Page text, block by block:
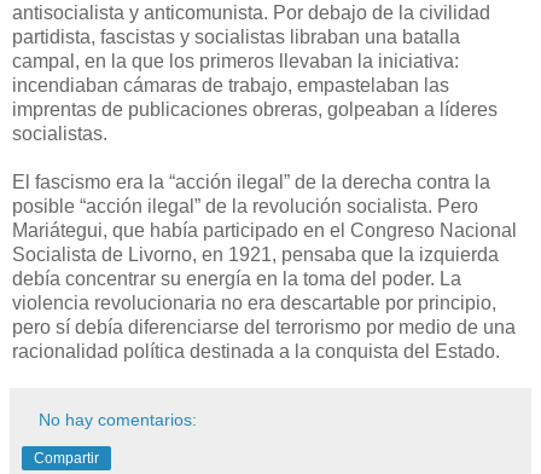
antisocialista y anticomunista. Por debajo de la civilidad
partidista, fascistas y socialistas libraban una batalla
campal, en la que los primeros llevaban la iniciativa:
incendiaban cámaras de trabajo, empastelaban las
imprentas de publicaciones obreras, golpeaban a líderes
socialistas.
El fascismo era la “acción ilegal” de la derecha contra la
posible “acción ilegal” de la revolución socialista. Pero
Mariátegui, que había participado en el Congreso Nacional
Socialista de Livorno, en 1921, pensaba que la izquierda
debía concentrar su energía en la toma del poder. La
violencia revolucionaria no era descartable por principio,
pero sí debía diferenciarse del terrorismo por medio de una
racionalidad política destinada a la conquista del Estado.
No hay comentarios:
Compartir